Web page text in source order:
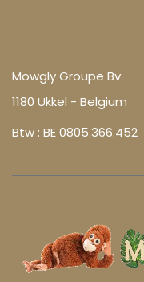
Mowgly Groupe Bv
1180 Ukkel - Belgium
Btw : BE 0805.366.452